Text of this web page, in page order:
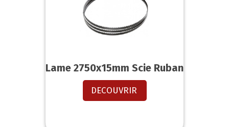
Lame 2750x15mm Scie Ruban
DECOUVRIR